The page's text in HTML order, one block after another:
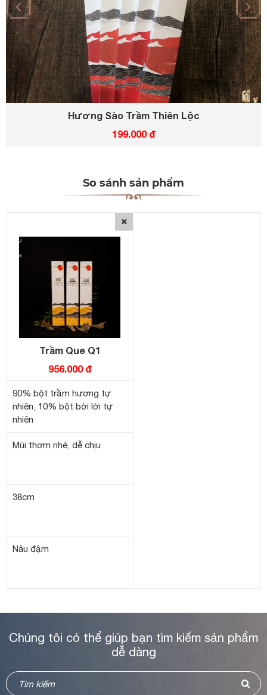
Hương Sào Trầm Thiên Lộc
199.000 đ
So sánh sản phẩm
Trầm Que Q1
956.000 đ
90% bột trầm hương tự
nhiên, 10% bột bời lời tự
nhiên
Mùi thơm nhé, dễ chịu
38cm
Nâu đậm
Chúng tôi có thể giúp bạn tìm kiếm sản phẩm
dễ dàng